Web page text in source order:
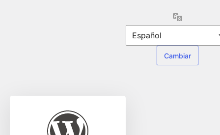
Idioma